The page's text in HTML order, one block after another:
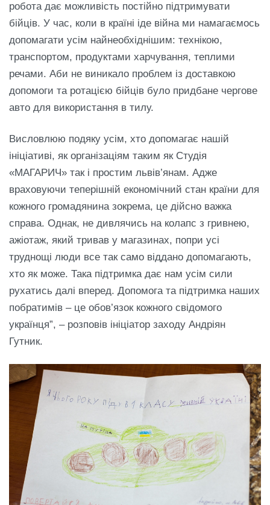
робота дає можливість постійно підтримувати
бійців. У час, коли в країні іде війна ми намагаємось
допомагати усім найнеобхіднішим: технікою,
транспортом, продуктами харчування, теплими
речами. Аби не виникало проблем із доставкою
допомоги та ротацією бійців було придбане чергове
авто для використання в тилу.
Висловлюю подяку усім, хто допомагає нашій
ініціативі, як організаціям таким як Студія
«МАГАРИЧ» так і простим львів’янам. Адже
враховуючи теперішній економічний стан країни для
кожного громадянина зокрема, це дійсно важка
справа. Однак, не дивлячись на колапс з гривнею,
ажіотаж, який тривав у магазинах, попри усі
труднощі люди все так само віддано допомагають,
хто як може. Така підтримка дає нам усім сили
рухатись далі вперед. Допомога та підтримка наших
побратимів – це обов’язок кожного свідомого
українця”, – розповів ініціатор заходу Андріян
Гутник.